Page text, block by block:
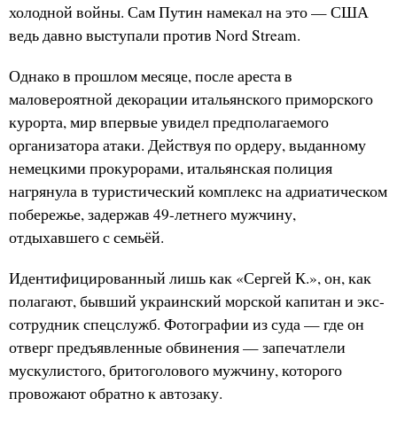
холодной войны. Сам Путин намекал на это — США
ведь давно выступали против Nord Stream.
Однако в прошлом месяце, после ареста в
маловероятной декорации итальянского приморского
курорта, мир впервые увидел предполагаемого
организатора атаки. Действуя по ордеру, выданному
немецкими прокурорами, итальянская полиция
нагрянула в туристический комплекс на адриатическом
побережье, задержав 49-летнего мужчину,
отдыхавшего с семьёй.
Идентифицированный лишь как «Сергей К.», он, как
полагают, бывший украинский морской капитан и экс-
сотрудник спецслужб. Фотографии из суда — где он
отверг предъявленные обвинения — запечатлели
мускулистого, бритоголового мужчину, которого
провожают обратно к автозаку.